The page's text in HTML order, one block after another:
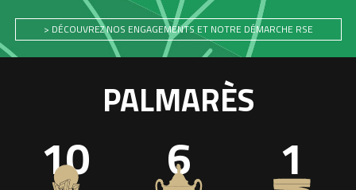
> DÉCOUVREZ NOS ENGAGEMENTS ET NOTRE DÉMARCHE RSE
PALMARÈS
10 6 1